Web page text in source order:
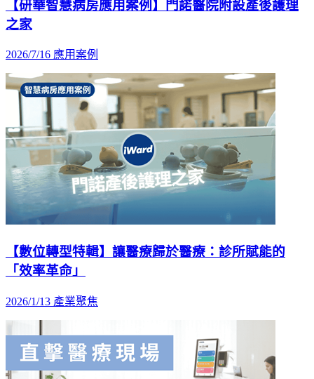
【研華智慧病房應用案例】門諾醫院附設產後護理
之家
2026/7/16 應用案例
【數位轉型特輯】讓醫療歸於醫療：診所賦能的
「效率革命」
2026/1/13 產業聚焦